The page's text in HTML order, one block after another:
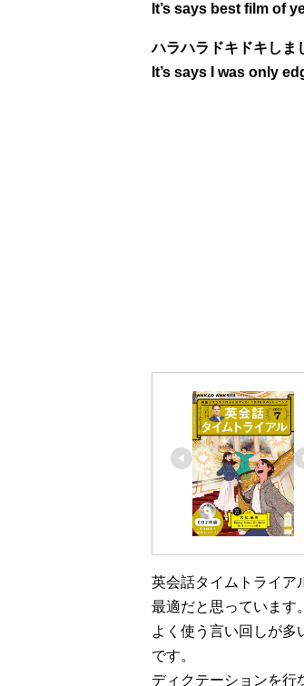
It’s says best film of
ハラハラドキドキしま
It’s says I was only
英会話タイムトライア
最適だと思っています。
よく使う言い回しが多
です。
ディクテーションを行